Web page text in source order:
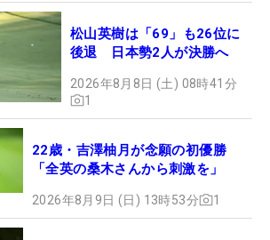
松山英樹は「69」も26位に
後退 日本勢2人が決勝へ
2026年8月8日 (土) 08時41分
1
22歳・吉澤柚月が念願の初優勝
「全英の桑木さんから刺激を」
2026年8月9日 (日) 13時53分 1